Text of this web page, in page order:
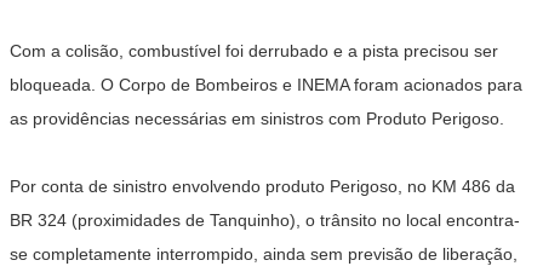
Com a colisão, combustível foi derrubado e a pista precisou ser
bloqueada. O Corpo de Bombeiros e INEMA foram acionados para
as providências necessárias em sinistros com Produto Perigoso.
Por conta de sinistro envolvendo produto Perigoso, no KM 486 da
BR 324 (proximidades de Tanquinho), o trânsito no local encontra-
se completamente interrompido, ainda sem previsão de liberação,